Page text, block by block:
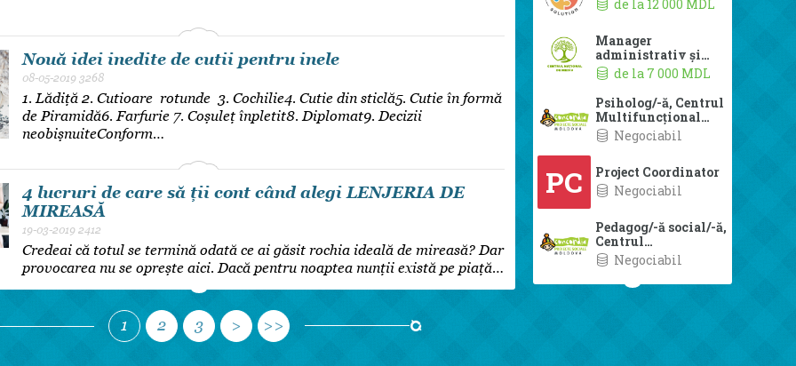
Nouă idei inedite de cutii pentru inele
08-05-2019 3268
1. Lădiță 2. Cutioare rotunde 3. Cochilie4. Cutie din sticlă5. Cutie în formă
de Piramidă6. Farfurie 7. Coșuleț înpletit8. Diplomat9. Decizii
neobișnuiteConform…
4 lucruri de care să ții cont când alegi LENJERIA DE
MIREASĂ
19-03-2019 2412
Credeai că totul se termină odată ce ai găsit rochia ideală de mireasă? Dar
provocarea nu se oprește aici. Dacă pentru noaptea nunții există pe piață…
1 2 3 > >>